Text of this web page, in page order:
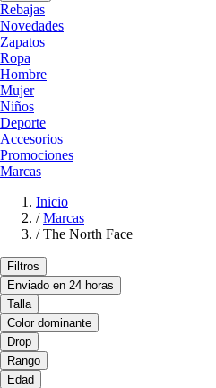
Rebajas
Novedades
Zapatos
Ropa
Hombre
Mujer
Niños
Deporte
Accesorios
Promociones
Marcas
Inicio
/ Marcas
/ The North Face
Filtros
Enviado en 24 horas
Talla
Color dominante
Drop
Rango
Edad